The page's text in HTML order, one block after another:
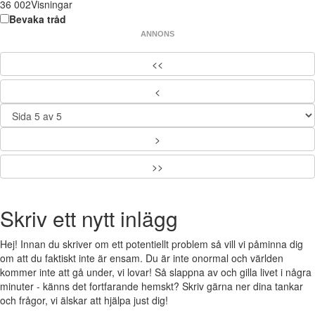
36 002Visningar
Bevaka tråd
ANNONS
<<
<
>
>>
Skriv ett nytt inlägg
Hej! Innan du skriver om ett potentiellt problem så vill vi påminna dig
om att du faktiskt inte är ensam. Du är inte onormal och världen
kommer inte att gå under, vi lovar! Så slappna av och gilla livet i några
minuter - känns det fortfarande hemskt? Skriv gärna ner dina tankar
och frågor, vi älskar att hjälpa just dig!